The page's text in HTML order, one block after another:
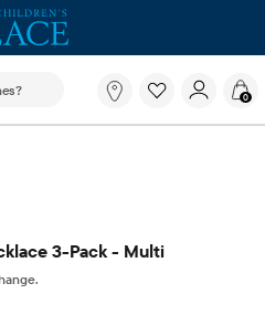
ci-dessous filtre les
Qu'est-
que
0
3-Pack - Multi